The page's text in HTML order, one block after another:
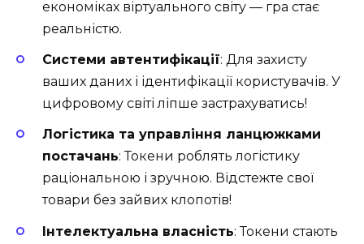
економіках віртуального світу — гра стає
реальністю.
Системи автентифікації: Для захисту
ваших даних і ідентифікації користувачів. У
цифровому світі ліпше застрахуватись!
Логістика та управління ланцюжками
постачань: Токени роблять логістику
раціональною і зручною. Відстежте свої
товари без зайвих клопотів!
Інтелектуальна власність: Токени стають